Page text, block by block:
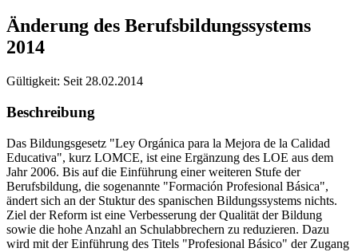
Änderung des Berufsbildungssystems
2014
Gültigkeit: Seit 28.02.2014
Beschreibung
Das Bildungsgesetz "Ley Orgánica para la Mejora de la Calidad
Educativa", kurz LOMCE, ist eine Ergänzung des LOE aus dem
Jahr 2006. Bis auf die Einführung einer weiteren Stufe der
Berufsbildung, die sogenannte "Formación Profesional Básica",
ändert sich an der Stuktur des spanischen Bildungssystems nichts.
Ziel der Reform ist eine Verbesserung der Qualität der Bildung
sowie die hohe Anzahl an Schulabbrechern zu reduzieren. Dazu
wird mit der Einführung des Titels "Profesional Básico" der Zugang